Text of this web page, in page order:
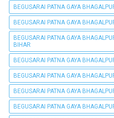
BEGUSARAI PATNA GAYA
BEGUSARAI PATNA GAYA
BEGUSARAI PATNA GAYA
BIHAR
BEGUSARAI PATNA GAYA
BEGUSARAI PATNA GAYA
BEGUSARAI PATNA GAYA
BEGUSARAI PATNA GAYA